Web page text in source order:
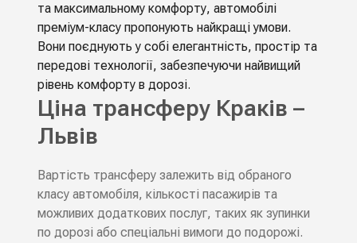
та максимальному комфорту, автомобілі
преміум-класу пропонують найкращі умови.
Вони поєднують у собі елегантність, простір та
передові технології, забезпечуючи найвищий
рівень комфорту в дорозі.
Ціна трансферу Краків –
Львів
Вартість трансферу залежить від обраного
класу автомобіля, кількості пасажирів та
можливих додаткових послуг, таких як зупинки
по дорозі або спеціальні вимоги до подорожі.